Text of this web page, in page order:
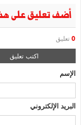
أضف تعليق على
0 تعليق
اكتب تعليق
الإسم
البريد الإلكتروني